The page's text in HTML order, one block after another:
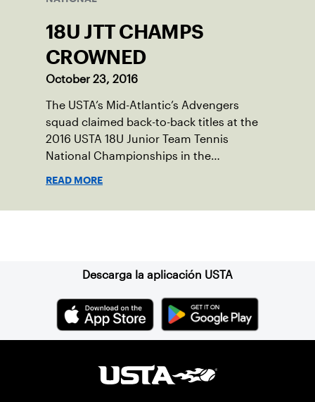
18U JTT CHAMPS
CROWNED
October 23, 2016
The USTA’s Mid-Atlantic’s Advengers
squad claimed back-to-back titles at the
2016 USTA 18U Junior Team Tennis
National Championships in the
READ MORE
Descarga la aplicación USTA